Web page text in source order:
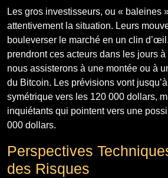
Les gros investisseurs, ou « baleines
attentivement la situation. Leurs
bouleverser le marché en un clin
prendront ces acteurs dans les jours
nous assisterons à une montée ou à
du Bitcoin. Les prévisions vont
symétrique vers les 120 000 dollars,
inquiétants qui pointent vers une
000 dollars.
Perspectives
des Risques